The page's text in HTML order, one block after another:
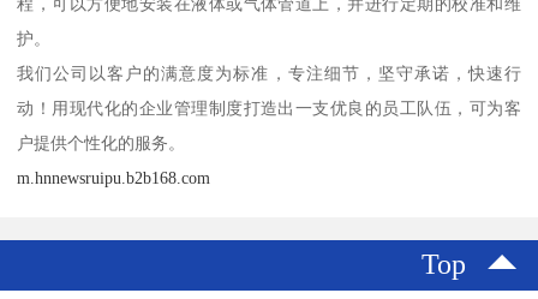
程，可以方便地安装在液体或气体管道上，并进行定期的校准和维
护。
我们公司以客户的满意度为标准，专注细节，坚守承诺，快速行
动！用现代化的企业管理制度打造出一支优良的员工队伍，可为客
户提供个性化的服务。
m.hnnewsruipu.b2b168.com
Top